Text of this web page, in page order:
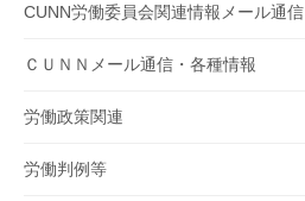
CUNN労働委員会関連情報メール通信
ＣＵＮＮメール通信・各種情報
労働政策関連
労働判例等